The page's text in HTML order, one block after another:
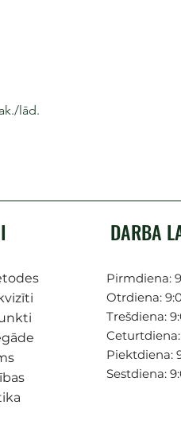
lād.
DARBA
Pirmdiena:
Otrdiena:
Trešdiena:
Ceturtdiena:
Piektdiena:
Sestdiena: